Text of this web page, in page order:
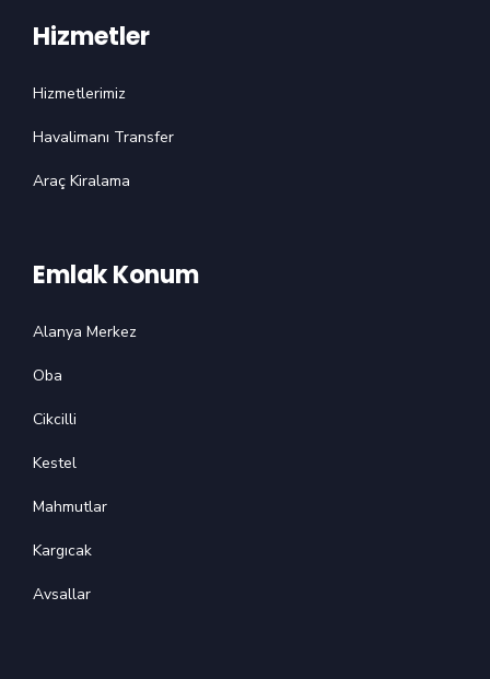
Hizmetler
Hizmetlerimiz
Havalimanı Transfer
Araç Kiralama
Emlak Konum
Alanya Merkez
Oba
Cikcilli
Kestel
Mahmutlar
Kargıcak
Avsallar